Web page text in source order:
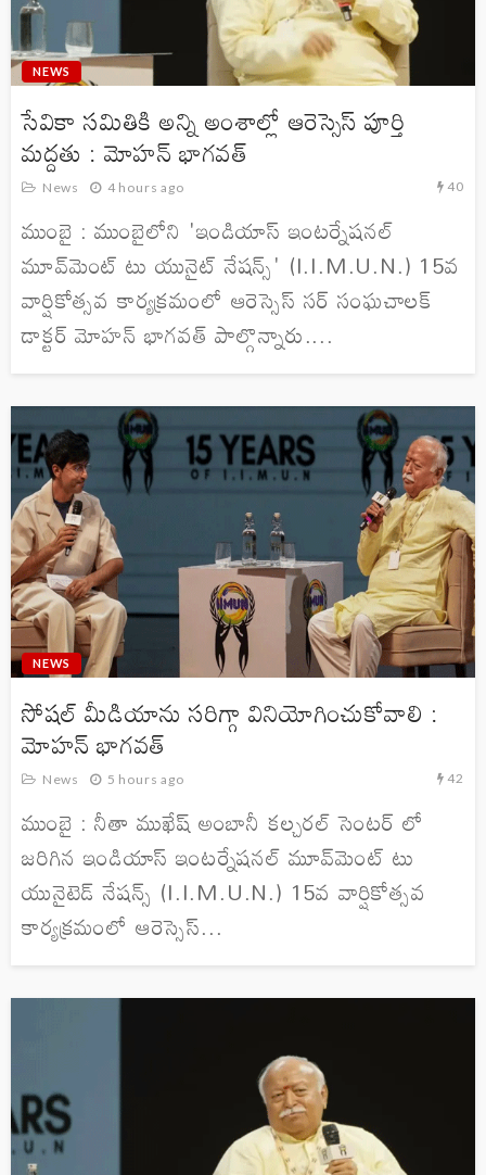
NEWS
సేవికా సమితికి అన్ని అంశాల్లో ఆరెస్సెస్ పూర్తి
మద్దతు : మోహన్ భాగవత్
News 4 hours ago 40
ముంబై : ముంబైలోని 'ఇండియాస్ ఇంటర్నేషనల్
మూవ్‌మెంట్ టు యునైట్ నేషన్స్' (I.I.M.U.N.) 15వ
వార్షికోత్సవ కార్యక్రమంలో ఆరెస్సెస్ సర్ సంఘచాలక్
డాక్టర్ మోహన్ భాగవత్ పాల్గొన్నారు....
NEWS
సోషల్ మీడియాను సరిగ్గా వినియోగించుకోవాలి :
మోహన్ భాగవత్
News 5 hours ago 42
ముంబై : నీతా ముఖేష్ అంబానీ కల్చరల్ సెంటర్ లో
జరిగిన ఇండియాస్ ఇంటర్నేషనల్ మూవ్‌మెంట్ టు
యునైటెడ్ నేషన్స్ (I.I.M.U.N.) 15వ వార్షికోత్సవ
కార్యక్రమంలో ఆరెస్సెస్...